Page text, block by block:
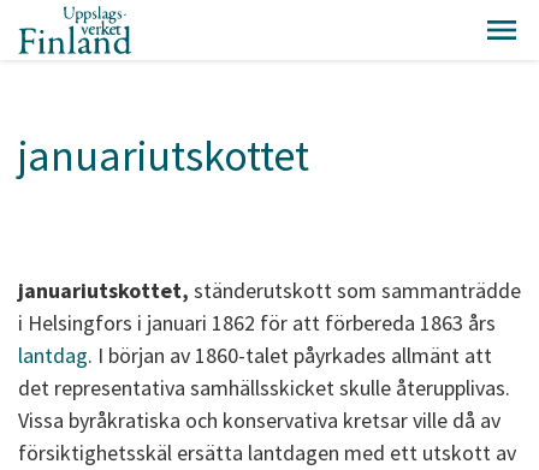
januariutskottet
januariutskottet, ständerutskott som sammanträdde
i Helsingfors i januari 1862 för att förbereda 1863 års
lantdag. I början av 1860-talet påyrkades allmänt att
det representativa samhällsskicket skulle återupplivas.
Vissa byråkratiska och konservativa kretsar ville då av
försiktighetsskäl ersätta lantdagen med ett utskott av